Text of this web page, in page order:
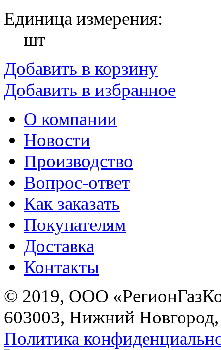
Единица измерения:
шт
Добавить в корзину
Добавить в избранное
О компании
Новости
Производство
Вопрос-ответ
Как заказать
Покупателям
Доставка
Контакты
© 2019, ООО
603003, Нижний
Политика